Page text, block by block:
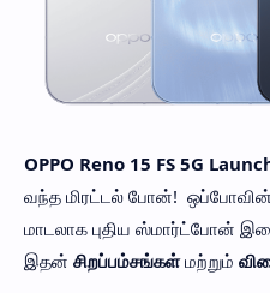
OPPO Reno 15 FS 5G
வந்த மிரட்டல் போன்! ஒப்போவின்
மாடலாக புதிய ஸ்மார்ட்போன்
இதன் சிறப்பம்சங்கள்மற்றும்